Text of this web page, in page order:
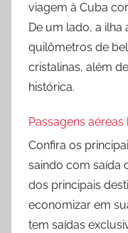
viagem à Cuba
De um lado, a ilha
quilômetros de
cristalinas, além
histórica.
Passagens
Confira os
saindo com saída
dos principais
economizar em
tem saídas